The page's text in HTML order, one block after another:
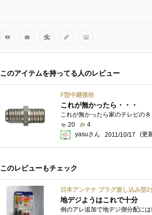
このアイテムを持ってる人のレビュー
F型中継接栓
これが無かったら・・・
20
4
yasuさん
2011/10/17 (更
このレビューもチェック
日本アンテナ プラグ差し込み型
地デジようはこれで十分